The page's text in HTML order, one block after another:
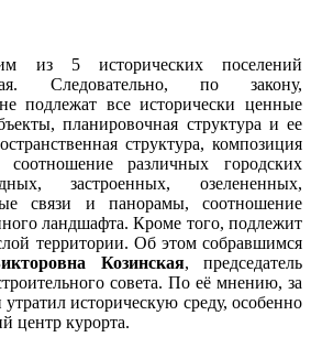
из 5 исторических поселений
Следовательно, по закону,
подлежат все исторически ценные
планировочная структура и ее
структура, композиция
различных городских
застроенных, озелененных,
связи и панорамы, соотношение
ландшафта. Кроме того, подлежит
территории. Об этом собравшимся
Козинская, председатель
совета. По её мнению, за
историческую среду, особенно
центр курорта.